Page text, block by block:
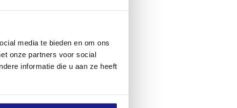
media te bieden en om ons
onze partners voor social
informatie die u aan ze heeft